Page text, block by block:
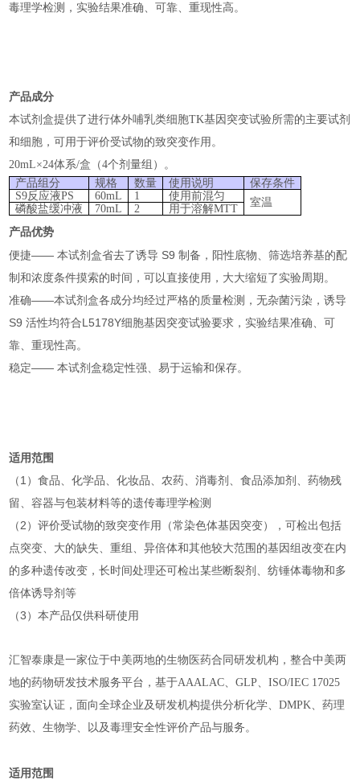
毒理学检测，实验结果准确、可靠、重现性高。
产品成分
本试剂盒提供了进行体外哺乳类细胞TK基因突变试验所需的主要试剂
和细胞，可用于评价受试物的致突变作用。
20mL×24体系/盒（4个剂量组）。
产品组分
规格 数量 使用说明
保存条件
S9反应液PS
60mL 1 使用前混匀
室温
磷酸盐缓冲液 70mL 2
用于溶解MTT
产品优势
便捷—— 本试剂盒省去了诱导 S9 制备，阳性底物、筛选培养基的配
制和浓度条件摸索的时间，可以直接使用，大大缩短了实验周期。
准确——本试剂盒各成分均经过严格的质量检测，无杂菌污染，诱导
S9 活性均符合L5178Y细胞基因突变试验要求，实验结果准确、可
靠、重现性高。
稳定—— 本试剂盒稳定性强、易于运输和保存。
适用范围
（1）食品、化学品、化妆品、农药、消毒剂、食品添加剂、药物残
留、容器与包装材料等的遗传毒理学检测
（2）评价受试物的致突变作用（常染色体基因突变），可检出包括
点突变、大的缺失、重组、异倍体和其他较大范围的基因组改变在内
的多种遗传改变，长时间处理还可检出某些断裂剂、纺锤体毒物和多
倍体诱导剂等
（3）本产品仅供科研使用
汇智泰康是一家位于中美两地的生物医药合同研发机构，整合中美两
地的药物研发技术服务平台，基于AAALAC、GLP、ISO/IEC 17025
实验室认证，面向全球企业及研发机构提供分析化学、DMPK、药理
药效、生物学、以及毒理安全性评价产品与服务。
适用范围